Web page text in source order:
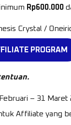
Rp600.000
Crystal /
PROGRAM
– 31 Maret
Affiliate yang